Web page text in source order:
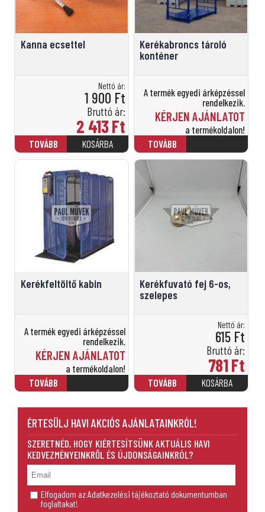
Kanna ecsettel
Nettó ár:
1 900 Ft
Bruttó ár:
2 413Ft
Kerékabroncs tároló
konténer
A termék egyedi árképzéssel
rendelkezik.
KÉRJEN AJÁNLATOT
a termékoldalon!
Kerékfeltöltő kabin
A termék egyedi árképzéssel
rendelkezik.
KÉRJEN AJÁNLATOT
a termékoldalon!
Kerékfuvató fej 6-os,
szelepes
Nettó ár:
615 Ft
Bruttó ár:
781Ft
ÉRTESÜLJ HAVI AKCIÓS AJÁNLATAINKRÓL!
SZERETNÉD, HOGY KIÉRTESÍTSÜNK AKTUÁLIS HAVI
KEDVEZMÉNYEINKRŐL ÉS ÚJDONSÁGAINKRÓL?
Elfogadom az Adatkezelési tájékoztató dokumentumban
foglaltakat!